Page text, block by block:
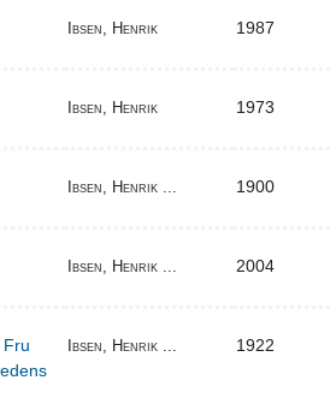
Ibsen, Henrik 1987
Ibsen, Henrik 1973
Ibsen, Henrik ... 1900
Ibsen, Henrik ... 2004
Ibsen, Henrik ... 1922